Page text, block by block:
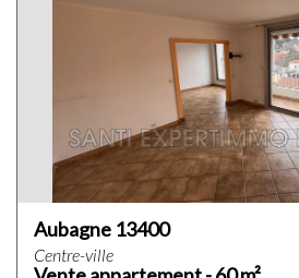
Aubagne 13400
Centre-ville